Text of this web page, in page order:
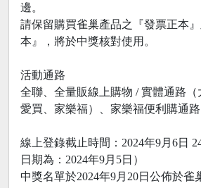
邊。
請保留購買雀巢產品之『發票正本
本』，將於中獎核對使用。
活動通路
全聯、全量販線上購物 / 實體通路（
愛買、家樂福）、家樂福便利購通路
線上登錄截止時間：2024年9月6日
日期為：2024年9月5日）
中獎名單於2024年9月20日公佈於雀